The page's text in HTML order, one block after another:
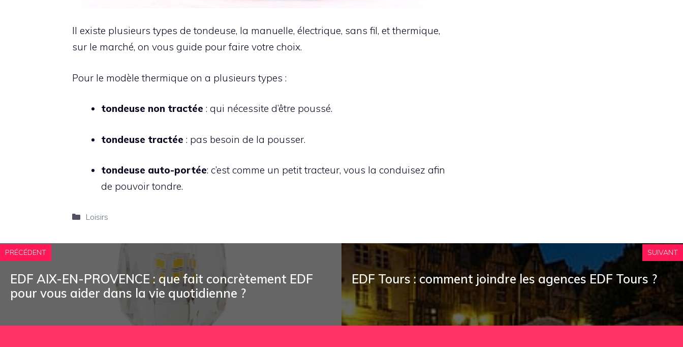
Il existe plusieurs types de tondeuse, la manuelle, électrique, sans fil, et thermique,
sur le marché, on vous guide pour faire votre choix.
Pour le modèle thermique on a plusieurs types :
tondeuse non tractée : qui nécessite d’être poussé.
tondeuse tractée : pas besoin de la pousser.
tondeuse auto-portée: c’est comme un petit tracteur, vous la conduisez afin
de pouvoir tondre.
Catégories
Loisirs
PRÉCÉDENT
EDF AIX-EN-PROVENCE : que fait concrètement EDF
pour vous aider dans la vie quotidienne ?
SUIVANT
EDF Tours : comment joindre les agences EDF Tours ?